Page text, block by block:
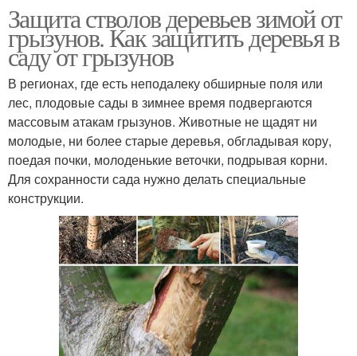
Защита стволов деревьев зимой от
грызунов. Как защитить деревья в
саду от грызунов
В регионах, где есть неподалеку обширные поля или
лес, плодовые сады в зимнее время подвергаются
массовым атакам грызунов. Животные не щадят ни
молодые, ни более старые деревья, обгладывая кору,
поедая почки, молоденькие веточки, подрывая корни.
Для сохранности сада нужно делать специальные
конструкции.